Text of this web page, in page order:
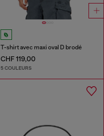
T-shirt avec maxi oval D brodé
CHF 119,00
5 COULEURS